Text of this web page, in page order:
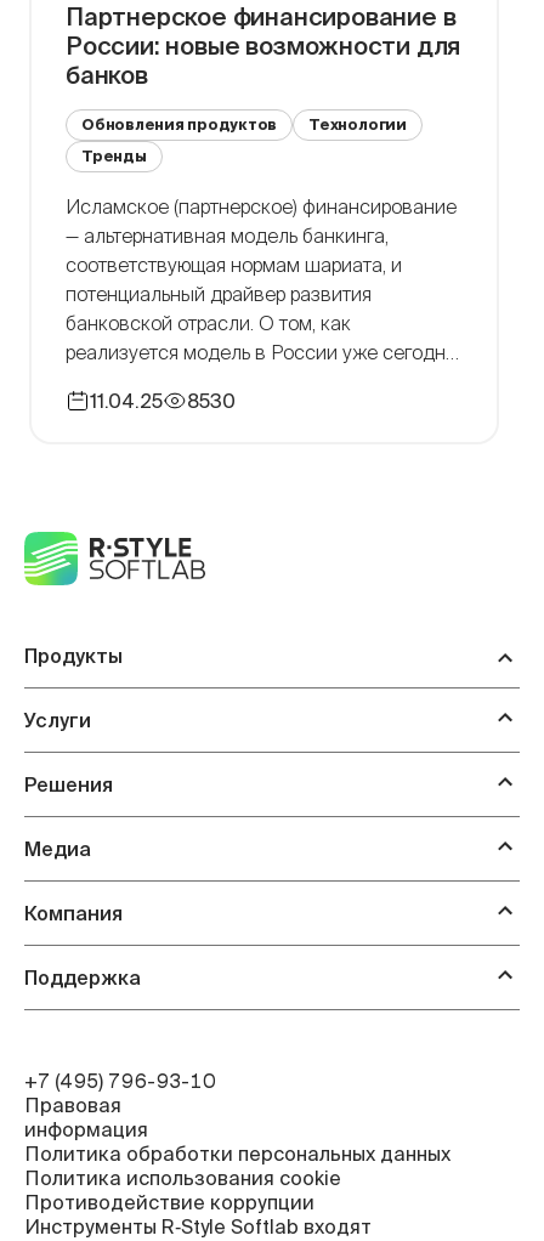
Партнерское финансирование в
России: новые возможности для
банков
Обновления продуктов
Технологии
Тренды
Исламское (партнерское) финансирование
— альтернативная модель банкинга,
соответствующая нормам шариата, и
потенциальный драйвер развития
банковской отрасли. О том, как
реализуется модель в России уже сегодня
перспективы на российском рынке
11.04.25 8530
Продукты
Услуги
Решения
Медиа
Компания
Поддержка
+7 (495) 796-93-10
Правовая
информация
Политика обработки персональных данных
Политика использования cookie
Противодействие коррупции
Инструменты R‑Style Softlab входят